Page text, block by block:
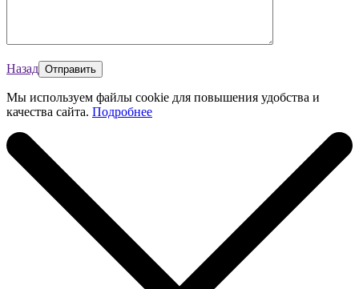
Назад
Мы используем файлы cookie для повышения удобства и
качества сайта. Подробнее